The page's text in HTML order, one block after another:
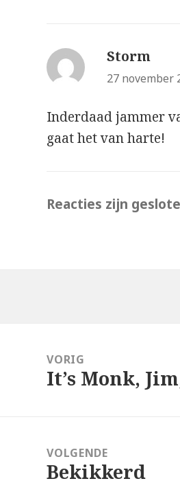
Storm
27 november
Inderdaad jammer
gaat het van harte!
Reacties zijn
navigatieVORIG
Vorig
It’s Monk,
VOLGENDE
Volgend
Bekikkerd